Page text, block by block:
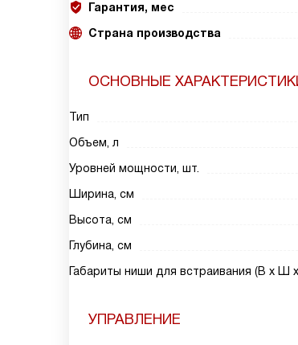
Гарантия, мес
Страна производства
ОСНОВНЫЕ
Тип
Объем, л
Уровней мощности, шт.
Ширина, см
Высота, см
Глубина, см
Габариты ниши для встраивания (В х Ш
УПРАВЛЕНИЕ